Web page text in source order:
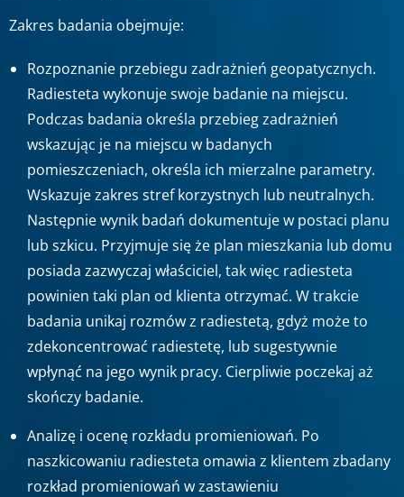
Zakres badania obejmuje:
Rozpoznanie przebiegu zadrażnień geopatycznych.
Radiesteta wykonuje swoje badanie na miejscu.
Podczas badania określa przebieg zadrażnień
wskazując je na miejscu w badanych
pomieszczeniach, określa ich mierzalne parametry.
Wskazuje zakres stref korzystnych lub neutralnych.
Następnie wynik badań dokumentuje w postaci planu
lub szkicu. Przyjmuje się że plan mieszkania lub domu
posiada zazwyczaj właściciel, tak więc radiesteta
powinien taki plan od klienta otrzymać. W trakcie
badania unikaj rozmów z radiestetą, gdyż może to
zdekoncentrować radiestetę, lub sugestywnie
wpłynąć na jego wynik pracy. Cierpliwie poczekaj aż
skończy badanie.
Analizę i ocenę rozkładu promieniowań. Po
naszkicowaniu radiesteta omawia z klientem zbadany
rozkład promieniowań w zastawieniu